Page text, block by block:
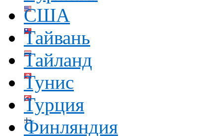
США
Тайвань
Тайланд
Тунис
Турция
Финляндия